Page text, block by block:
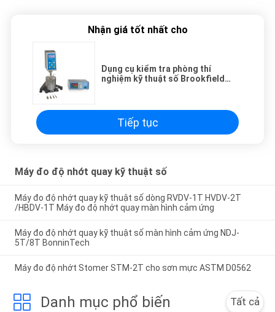
Nhận giá tốt nhất cho
Dụng cụ kiểm tra phòng thí
nghiệm kỹ thuật số Brookfield
Tiếp tục
Máy đo độ nhớt quay kỹ thuật số
Máy đo độ nhớt quay kỹ thuật số dòng RVDV-1T HVDV-2T
/HBDV-1T Máy đo độ nhớt quay màn hình cảm ứng
Máy đo độ nhớt quay kỹ thuật số màn hình cảm ứng NDJ-
5T/8T BonninTech
Máy đo độ nhớt Stomer STM-2T cho sơn mực ASTM D0562
Danh mục phổ biến
Tất cả